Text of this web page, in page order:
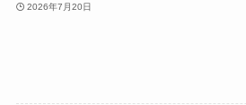
2026年7月20日